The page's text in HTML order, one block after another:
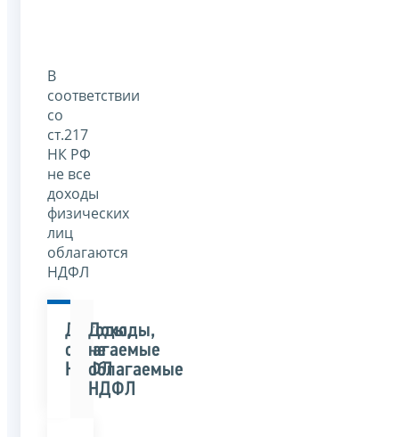
В
соответствии
со
ст.217
НК РФ
не все
доходы
физических
лиц
облагаются
НДФЛ
Доходы,
облагаемые
НДФЛ
Доходы,
не
облагаемые
НДФЛ